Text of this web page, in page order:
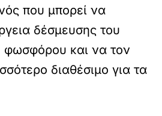
που μπορεί να
δέσμευσης του
και να τον
διαθέσιμο για τα